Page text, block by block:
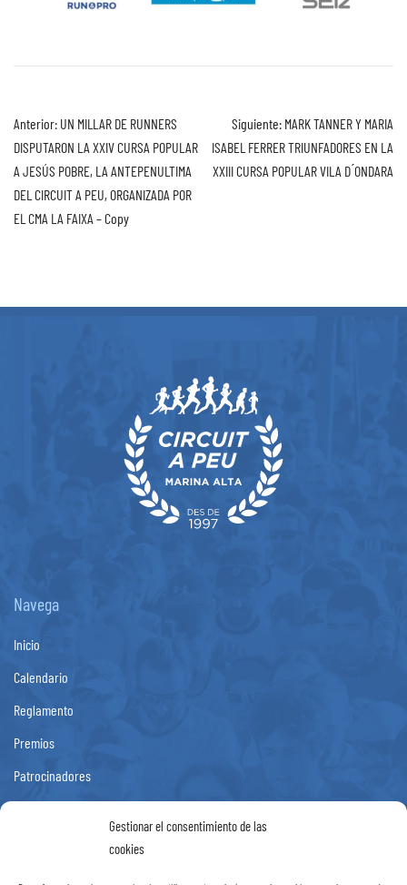
Gestionar el consentimiento de las
cookies
Anterior: UN MILLAR DE RUNNERS
DISPUTARON LA XXIV CURSA POPULAR
A JESÚS POBRE, LA ANTEPENULTIMA
DEL CIRCUIT A PEU, ORGANIZADA POR
EL CMA LA FAIXA – Copy
Siguiente: MARK TANNER Y MARIA
ISABEL FERRER TRIUNFADORES EN LA
XXIII CURSA POPULAR VILA D ́ONDARA
Navega
Inicio
Calendario
Reglamento
Premios
Patrocinadores